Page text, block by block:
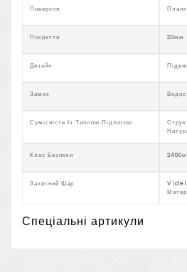
Поверхня
Покриття 20мм
Дизайн
Замок
Сумісність Із Теплою Підлогою
Клас Безпеки
Захисний Шар
Спеціальні артикули